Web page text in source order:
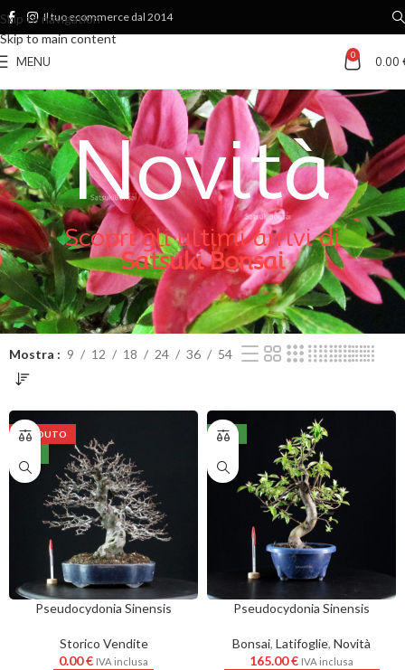
Skip to navigation
Skip to main content
Il tuo ecommerce dal 2014
MENU 0 0.00
Novità
Scopri gli ultimi arrivi di
Satsuki Bonsai
Mostra 9 12 18 24 36 54
VENDUTO
Pseudocydonia Sinensis
Storico Vendite
0.00€ IVA inclusa
NEW
Pseudocydonia Sinensis
Bonsai, Latifoglie, Novità
165.00€ IVA inclusa